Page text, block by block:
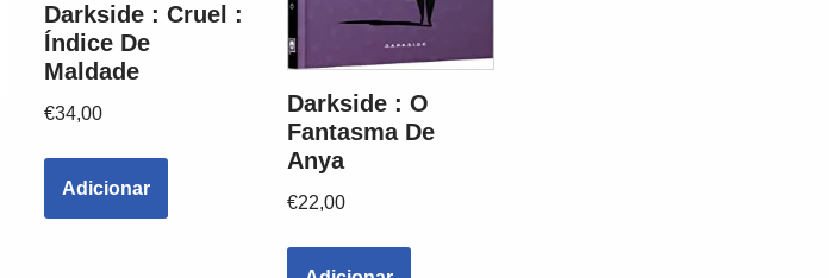
Darkside : Cruel :
Índice De
Maldade
€34,00
Adicionar
Darkside : O
Fantasma De
Anya
€22,00